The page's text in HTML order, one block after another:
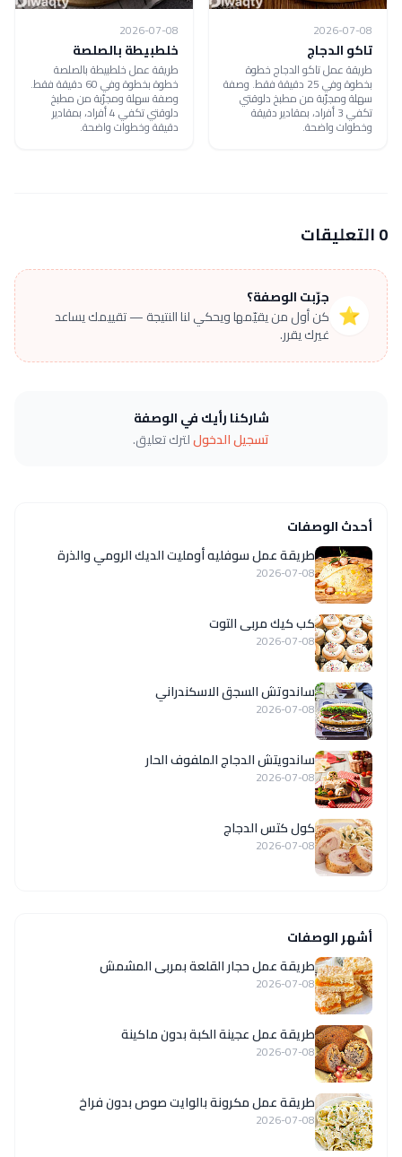
2026-07-08
تاكو الدجاج
طريقة عمل تاكو الدجاج خطوة
بخطوة وفي 25 دقيقة فقط. وصفة
سهلة ومجرّبة من مطبخ دلوقتي
تكفي 3 أفراد، بمقادير دقيقة
وخطوات واضحة.
2026-07-08
خلطبيطة بالصلصة
طريقة عمل خلطبيطة بالصلصة
خطوة بخطوة وفي 60 دقيقة فقط.
وصفة سهلة ومجرّبة من مطبخ
دلوقتي تكفي 4 أفراد، بمقادير
دقيقة وخطوات واضحة.
0 التعليقات
⭐
جرّبت الوصفة؟
كن أول من يقيّمها ويحكي لنا النتيجة — تقييمك يساعد
غيرك يقرر.
شاركنا رأيك في الوصفة
تسجيل الدخوللترك تعليق.
أحدث الوصفات
طريقة عمل سوفليه أومليت الديك الرومي والذرة
2026-07-08
كب كيك مربى التوت
2026-07-08
ساندوتش السجق الاسكندراني
2026-07-08
ساندويتش الدجاج الملفوف الحار
2026-07-08
كول كتس الدجاج
2026-07-08
أشهر الوصفات
طريقة عمل حجار القلعة بمربى المشمش
2026-07-08
طريقة عمل عجينة الكبة بدون ماكينة
2026-07-08
طريقة عمل مكرونة بالوايت صوص بدون فراخ
2026-07-08